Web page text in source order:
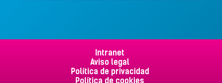
Intranet
Aviso legal
Política de privacidad
Política de cookies